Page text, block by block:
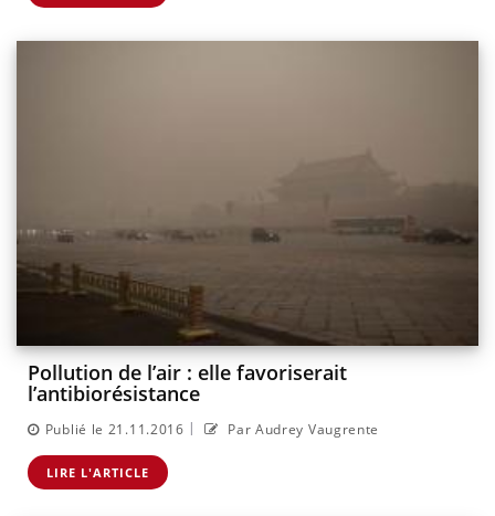
Pollution de l’air : elle favoriserait
l’antibiorésistance
Publié le 21.11.2016 | Par Audrey Vaugrente
LIRE L'ARTICLE